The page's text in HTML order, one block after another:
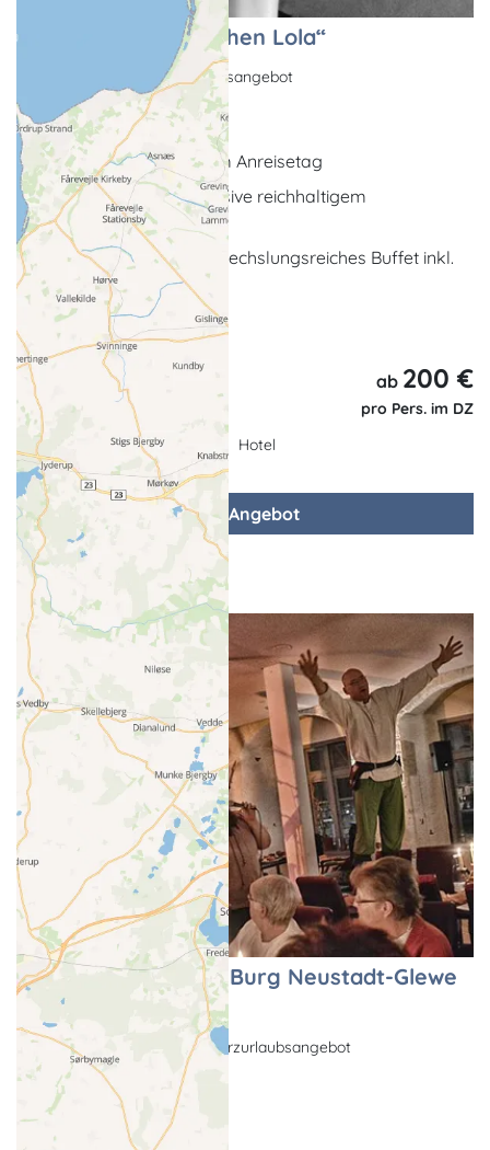
In der Bar „Zur feschen Lola“
Eventangebot, Kurzurlaubsangebot
Ostseebad Wustrow
Begrüßungsgetränk am Anreisetag
2 x Übernachtung inklusive reichhaltigem
Frühstücksbuffet
1 x Abendessen als abwechslungsreiches Buffet inkl.
Getränkepaket
... weitere Leistungen
3 Tage,
2 Nächte
ab 200 €
pro Pers. im DZ
Hotel
zum Angebot
Ritteressen auf der Burg Neustadt-Glewe
2026
Kulinarisches Angebot, Kurzurlaubsangebot
Ludwigslust
1 x Übernachtung